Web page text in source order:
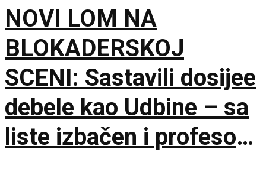
NOVI LOM NA
BLOKADERSKOJ
SCENI: Sastavili dosijee
debele kao Udbine – sa
liste izbačen i profesor